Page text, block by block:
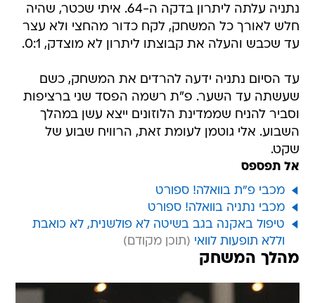
נתניה עלתה ליתרון בדקה ה-64. איתי שכטר, שהיה
חלש לאורך כל המשחק, לקח כדור מהחצי ולא עצר
עד שכבש והעלה את קבוצתו ליתרון לא מוצדק, 0:1.
עד הסיום נתניה ידעה להרדים את המשחק, כשם
שעשתה עד השער. פ"ת רשמה הפסד שני ברציפות
וסביר להניח שממדינת הלוזונים ייצא עשן במהלך
השבוע. אלי גוטמן לעומת זאת, הרוויח שבוע של
שקט.
אל תפספס
מכבי פ"ת בוואלה! ספורט
מכבי נתניה בוואלה! ספורט
טיפול באקנה בגב בשיטה לא פולשנית, לא כואבת
וללא תופעות לוואי
מהלך המשחק